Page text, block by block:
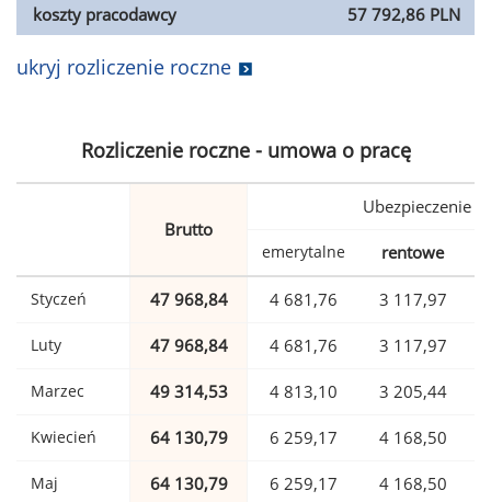
koszty pracodawcy
57 792,86 PLN
ukryj rozliczenie roczne
Rozliczenie roczne - umowa o pracę
Brutto
Ubezpieczenie
emerytalne rentowe
Styczeń 47 968,84 4 681,76 3 117,97
Luty 47 968,84 4 681,76 3 117,97
Marzec 49 314,53 4 813,10 3 205,44
Kwiecień 64 130,79 6 259,17 4 168,50
Maj 64 130,79 6 259,17 4 168,50